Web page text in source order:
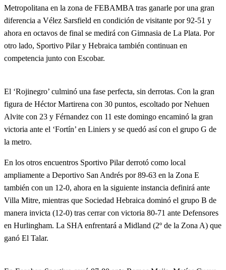
Metropolitana en la zona de FEBAMBA tras ganarle por una gran
diferencia a Vélez Sarsfield en condición de visitante por 92-51 y
ahora en octavos de final se medirá con Gimnasia de La Plata. Por
otro lado, Sportivo Pilar y Hebraica también continuan en
competencia junto con Escobar.
El ‘Rojinegro’ culminó una fase perfecta, sin derrotas. Con la gran
figura de Héctor Martirena con 30 puntos, escoltado por Nehuen
Alvite con 23 y Férnandez con 11 este domingo encaminó la gran
victoria ante el ‘Fortín’ en Liniers y se quedó así con el grupo G de
la metro.
En los otros encuentros Sportivo Pilar derrotó como local
ampliamente a Deportivo San Andrés por 89-63 en la Zona E
también con un 12-0, ahora en la siguiente instancia definirá ante
Villa Mitre, mientras que Sociedad Hebraica dominó el grupo B de
manera invicta (12-0) tras cerrar con victoria 80-71 ante Defensores
en Hurlingham. La SHA enfrentará a Midland (2º de la Zona A) que
ganó El Talar.